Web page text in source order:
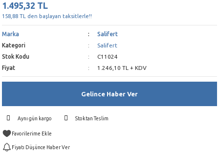
1.495,32 TL
158,88 TL den başlayan taksitlerle!!
Marka
Salifert
Kategori
Salifert
Stok Kodu
C11024
Fiyat
1.246,10 TL + KDV
Gelince Haber Ver
Aynı gün kargo Stoktan Teslim
Fiyatı Düşünce Haber Ver